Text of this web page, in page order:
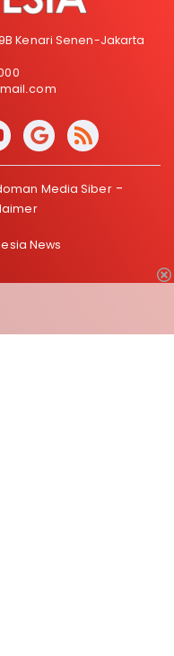
Kenari Senen-Jakarta
Media Siber
News